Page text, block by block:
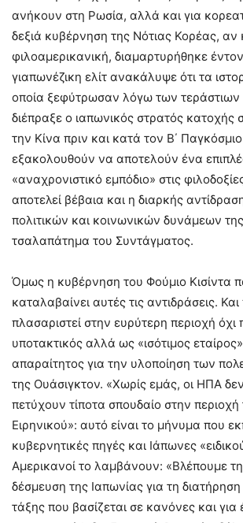
ανήκουν στη Ρωσία, αλλά και για
δεξιά κυβέρνηση της Νότιας Κορέας, αν
φιλοαμερικανική, διαμαρτυρήθηκε
γιαπωνέζικη ελίτ ανακάλυψε ότι τα
οποία ξεφύτρωσαν λόγω των
διέπραξε ο ιαπωνικός στρατός κατοχής
την Κίνα πριν και κατά τον Β΄
εξακολουθούν να αποτελούν ένα
«αναχρονιστικό εμπόδιο» στις
αποτελεί βέβαια και η διαρκής
πολιτικών και κοινωνικών δυνάμεων
τσαλαπάτημα του Συντάγματος.
Όμως η κυβέρνηση του Φούμιο Κισίντα
καταλαβαίνει αυτές τις αντιδράσεις.
πλασαριστεί στην ευρύτερη περιοχή όχι
υποτακτικός αλλά ως «ισότιμος
απαραίτητος για την υλοποίηση των
της Ουάσιγκτον. «Χωρίς εμάς, οι ΗΠΑ
πετύχουν τίποτα σπουδαίο στην περιοχή
Ειρηνικού»: αυτό είναι το μήνυμα που
κυβερνητικές πηγές και Ιάπωνες
Αμερικανοί το λαμβάνουν: «Βλέπουμε
δέσμευση της Ιαπωνίας για τη διατήρηση
τάξης που βασίζεται σε κανόνες και